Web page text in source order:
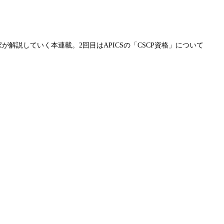
解説していく本連載。2回目はAPICSの「CSCP資格」について